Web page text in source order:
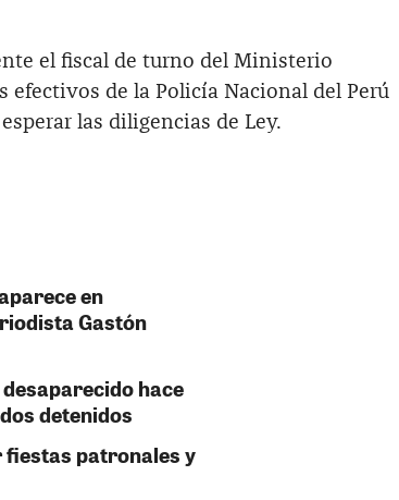
el fiscal de turno del Ministerio
efectivos de la Policía Nacional del Perú
las diligencias de Ley.
en
Gastón
hace
detenidos
fiestas patronales y